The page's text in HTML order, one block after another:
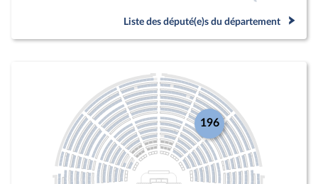
Liste des député(e)s du département
196